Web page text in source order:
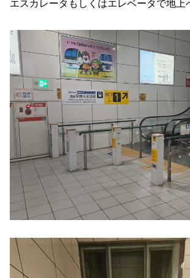
エスカレータもしくはエレベータで地上